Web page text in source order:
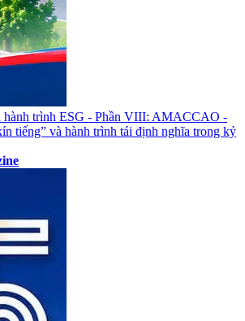
hành trình ESG - Phần VIII: AMACCAO -
tiếng” và hành trình tái định nghĩa trong kỷ